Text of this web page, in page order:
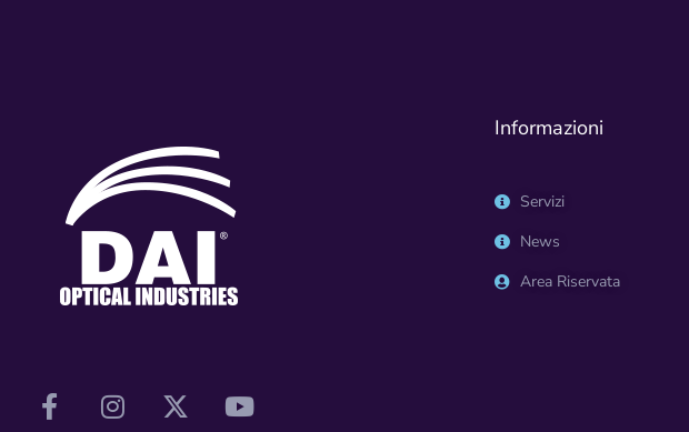
Informazioni
Servizi
News
Area Riservata